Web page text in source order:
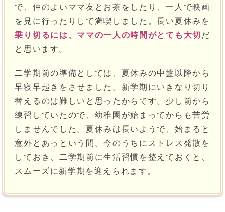
で、仲のよいママ友とお茶をしたり、一人で映画
を見に行ったりして満喫しました。長い夏休みを
乗り切るには、ママの一人の時間がとても大切 だ
と思います。
二学期前の準備としては、夏休みの中盤以降から
早寝早起きをさせました。新学期にいきなり切り
替えるのは難しいと思ったからです。少し前から
練習していたので、幼稚園が始まってからも苦労
しませんでした。夏休みは長いようで、始まると
意外とあっという間。今のうちにストレス発散を
しておき、二学期前に生活習慣を整えておくと、
スムーズに新学期を迎えられます。